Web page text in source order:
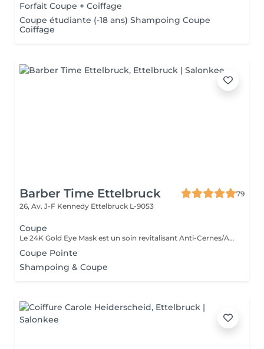
Forfait Coupe + Coiffage
Coupe étudiante (-18 ans) Shampoing Coupe
Coiffage
Barber Time Ettelbruck
79
26, Av. J-F Kennedy Ettelbruck L-9053
Coupe
Le 24K Gold Eye Mask est un soin revitalisant Anti-Cernes/Anti-Rides composé de Collagène Végétal haute densité, Aloe Vera, Huile de pépins de raisin, Peptides d'avoine, Vitamine A, Acid Hyaluronic et Poudre d'or 24 carats
Coupe Pointe
Shampoing & Coupe